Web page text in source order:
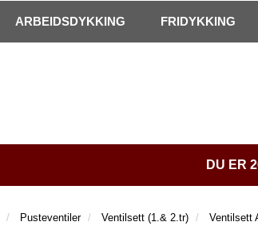
Åpningstider
ARBEIDSDYKKING FRIDYKKING
DU ER
Pusteventiler Ventilsett (1.& 2.tr) Ventilsett